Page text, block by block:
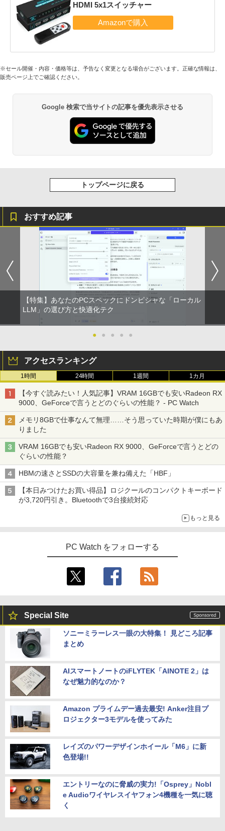
HDMI 5x1スイッチャー
※セール開催・内容・価格等は、予告なく変更となる場合がございます。正確な情報は、
販売ページ上でご確認ください。
Google 検索で当サイトの記事を優先表示させる
トップページに戻る
おすすめ記事
【特集】あなたのPCスペックにドンピシャな「ローカル
LLM」の選び方と快適化テク
● ● ● ● ●
アクセスランキング
1時間 24時間 1週間 1カ月
【今すぐ読みたい！人気記事】VRAM 16GBでも安いRadeon RX
9000、GeForceで言うとどのぐらいの性能？ - PC Watch
メモリ8GBで仕事なんて無理……そう思っていた時期が僕にもあ
りました
VRAM 16GBでも安いRadeon RX 9000、GeForceで言うとどの
ぐらいの性能？
HBMの速さとSSDの大容量を兼ね備えた「HBF」
【本日みつけたお買い得品】ロジクールのコンパクトキーボード
が3,720円引き。Bluetoothで3台接続対応
もっと見る
PC Watch をフォローする
Special Site
ソニーミラーレス一眼の大特集！ 見どころ記事
まとめ
AIスマートノートのiFLYTEK「AINOTE 2」は
なぜ魅力的なのか？
Amazon プライムデー過去最安! Anker注目プ
ロジェクター3モデルを使ってみた
レイズのパワーデザインホイール「M6」に新
色登場!!
エントリーなのに脅威の実力!「Osprey」Nobl
e Audioワイヤレスイヤフォン4機種を一気に聴
く